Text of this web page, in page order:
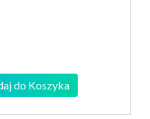
do Koszyka